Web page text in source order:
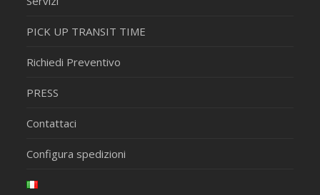
PICK UP TRANSIT TIME
Richiedi Preventivo
PRESS
Contattaci
Configura spedizioni